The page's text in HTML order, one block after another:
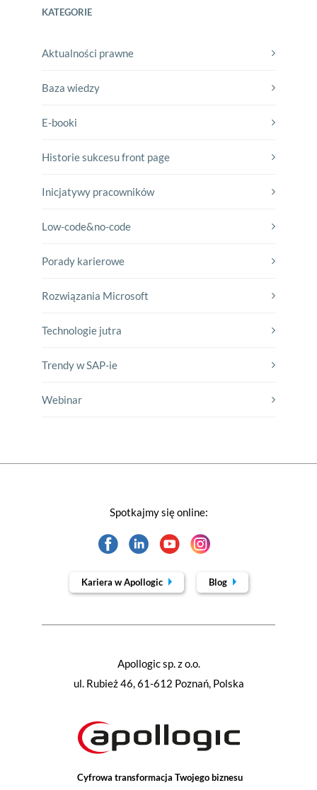
KATEGORIE
Aktualności prawne
Baza wiedzy
E-booki
Historie sukcesu front page
Inicjatywy pracowników
Low-code&no-code
Porady karierowe
Rozwiązania Microsoft
Technologie jutra
Trendy w SAP-ie
Webinar
Cyfrowa transformacja Twojego biznesu
Apollogic sp. z o.o.
ul. Rubież 46, 61-612 Poznań, Polska
Spotkajmy się online:
Kariera w Apollogic Blog